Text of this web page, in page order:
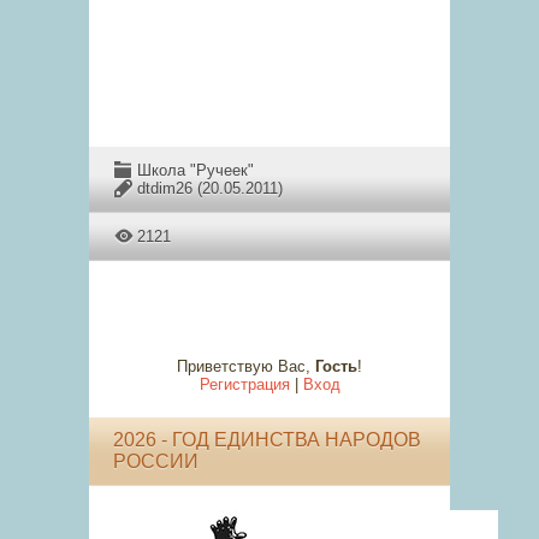
Школа "Ручеек"
dtdim26 (20.05.2011)
2121
Приветствую Вас, Гость!
Регистрация| Вход
2026 - ГОД ЕДИНСТВА НАРОДОВ
РОССИИ